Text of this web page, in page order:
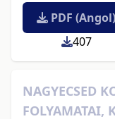
PDF (Angol)
407
NAGYECSED
FOLYAMATAI,